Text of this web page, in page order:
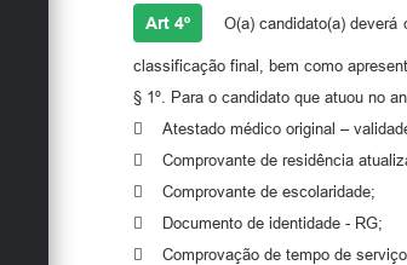
Art 4º O(a) candidato(a)
classificação final, bem como
§ 1º. Para o candidato que atuou no
 Atestado médico original –
 Comprovante de residência
 Comprovante de escolaridade;
 Documento de identidade - RG;
 Comprovação de tempo de